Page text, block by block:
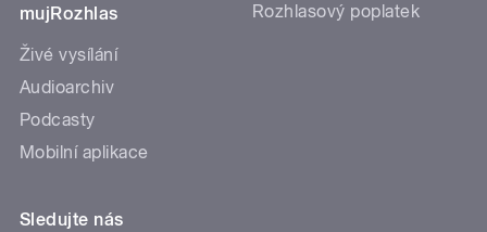
mujRozhlas
Živé vysílání
Audioarchiv
Podcasty
Mobilní aplikace
Rozhlasový poplatek
Sledujte nás